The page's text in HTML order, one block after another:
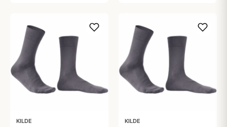
KILDE KILDE